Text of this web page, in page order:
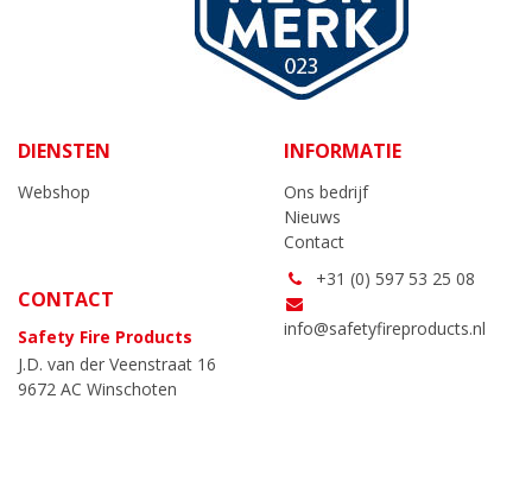
DIENSTEN
Webshop
INFORMATIE
Ons bedrijf
Nieuws
Contact
CONTACT
Safety Fire Products
J.D. van der Veenstraat 16
9672 AC Winschoten
+31 (0) 597 53 25 08
info@safetyfireproducts.nl